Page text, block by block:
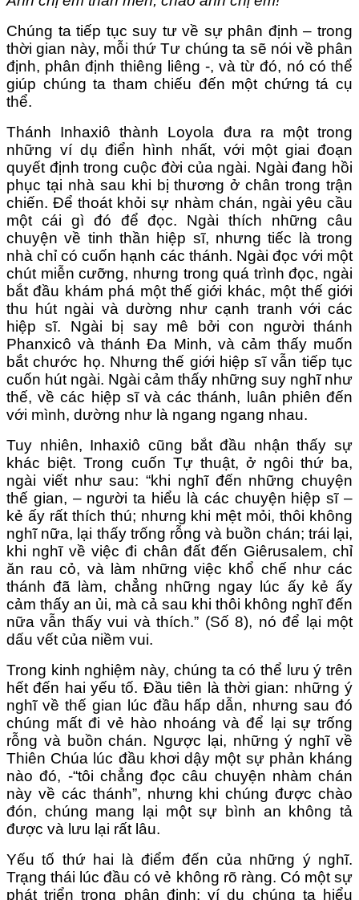
Chúng ta tiếp tục suy tư về sự phân định – trong
thời gian này, mỗi thứ Tư chúng ta sẽ nói về phân
định, phân định thiêng liêng -, và từ đó, nó có thể
giúp chúng ta tham chiếu đến một chứng tá cụ
thể.
Thánh Inhaxiô thành Loyola đưa ra một trong
những ví dụ điển hình nhất, với một giai đoạn
quyết định trong cuộc đời của ngài. Ngài đang hồi
phục tại nhà sau khi bị thương ở chân trong trận
chiến. Để thoát khỏi sự nhàm chán, ngài yêu cầu
một cái gì đó để đọc. Ngài thích những câu
chuyện về tinh thần hiệp sĩ, nhưng tiếc là trong
nhà chỉ có cuốn hạnh các thánh. Ngài đọc với một
chút miễn cưỡng, nhưng trong quá trình đọc, ngài
bắt đầu khám phá một thế giới khác, một thế giới
thu hút ngài và dường như cạnh tranh với các
hiệp sĩ. Ngài bị say mê bởi con người thánh
Phanxicô và thánh Đa Minh, và cảm thấy muốn
bắt chước họ. Nhưng thế giới hiệp sĩ vẫn tiếp tục
cuốn hút ngài. Ngài cảm thấy những suy nghĩ như
thế, về các hiệp sĩ và các thánh, luân phiên đến
với mình, dường như là ngang ngang nhau.
Tuy nhiên, Inhaxiô cũng bắt đầu nhận thấy sự
khác biệt. Trong cuốn Tự thuật, ở ngôi thứ ba,
ngài viết như sau: “khi nghĩ đến những chuyện
thế gian, – người ta hiểu là các chuyện hiệp sĩ –
kẻ ấy rất thích thú; nhưng khi mệt mỏi, thôi không
nghĩ nữa, lại thấy trống rỗng và buồn chán; trái lại,
khi nghĩ về việc đi chân đất đến Giêrusalem, chỉ
ăn rau cỏ, và làm những việc khổ chế như các
thánh đã làm, chẳng những ngay lúc ấy kẻ ấy
cảm thấy an ủi, mà cả sau khi thôi không nghĩ đến
nữa vẫn thấy vui và thích.” (Số 8), nó để lại một
dấu vết của niềm vui.
Trong kinh nghiệm này, chúng ta có thể lưu ý trên
hết đến hai yếu tố. Đầu tiên là thời gian: những ý
nghĩ về thế gian lúc đầu hấp dẫn, nhưng sau đó
chúng mất đi vẻ hào nhoáng và để lại sự trống
rỗng và buồn chán. Ngược lại, những ý nghĩ về
Thiên Chúa lúc đầu khơi dậy một sự phản kháng
nào đó, -“tôi chẳng đọc câu chuyện nhàm chán
này về các thánh”, nhưng khi chúng được chào
đón, chúng mang lại một sự bình an không tả
được và lưu lại rất lâu.
Yếu tố thứ hai là điểm đến của những ý nghĩ.
Trạng thái lúc đầu có vẻ không rõ ràng. Có một sự
phát triển trong phân định: ví dụ chúng ta hiểu